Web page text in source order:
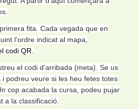
fita. Cada vegada que en
l’ordre indicat al mapa,
codi QR.
el codi d’arribada (meta). Se us
i podreu veure si les heu fetes totes
cop acabada la cursa, podeu pujar
a la classificació.